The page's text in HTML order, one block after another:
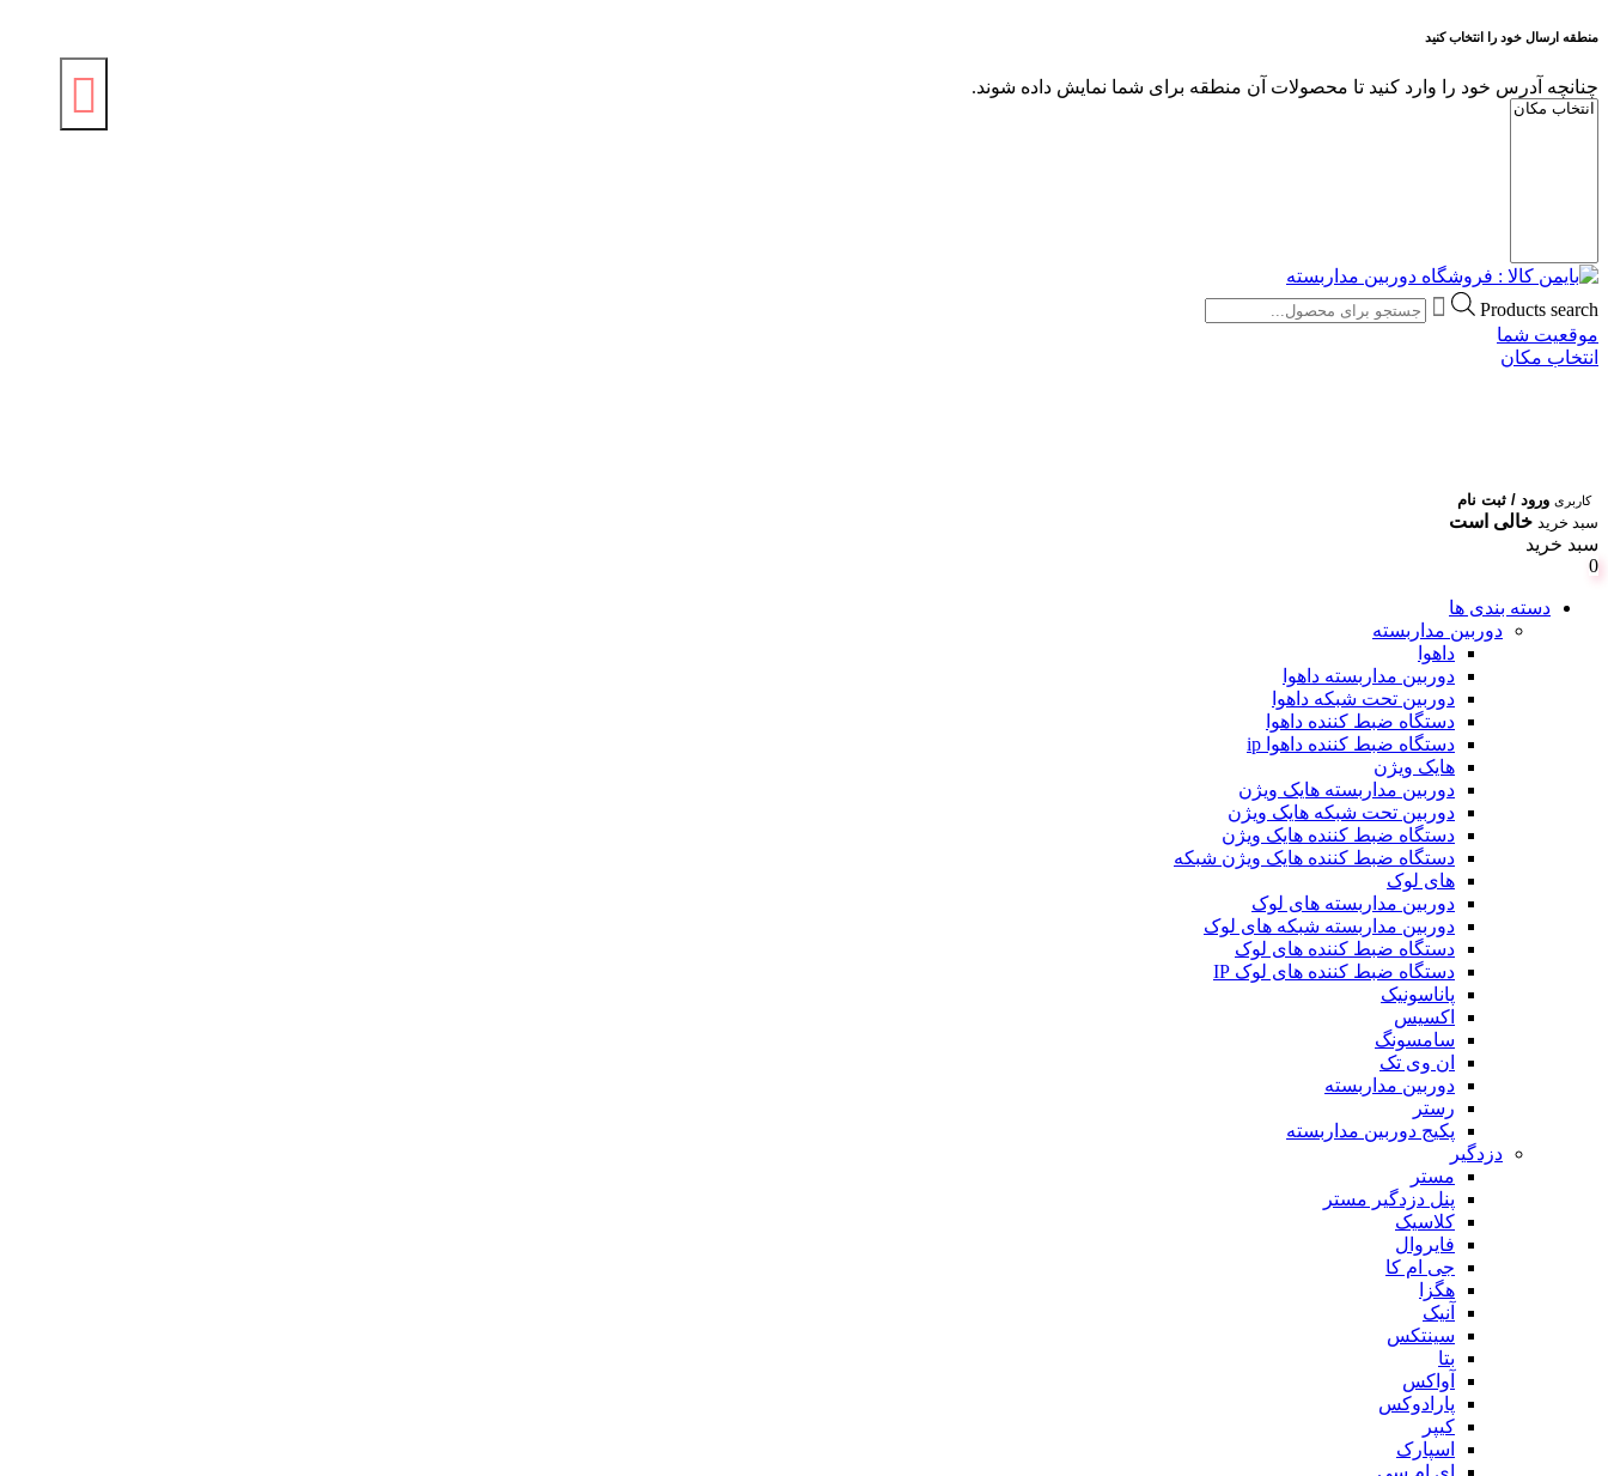
منطقه ارسال خود را انتخاب کنید
چنانچه آدرس خود را وارد کنید تا محصولات آن منطقه برای شما نمایش داده شوند.
Products search
موقعیت شما
انتخاب مکان
کاربری ورود / ثبت نام
سبد خرید خالی است
سبد خرید
0
دسته بندی ها
دوربین مداربسته
داهوا
دوربین مداربسته داهوا
دوربین تحت شبکه داهوا
دستگاه ضبط کننده داهوا
دستگاه ضبط کننده داهوا ip
هایک ویژن
دوربین مداربسته هایک ویژن
دوربین تحت شبکه هایک ویژن
دستگاه ضبط کننده هایک ویژن
دستگاه ضبط کننده هایک ویژن شبکه
های لوک
دوربین مداربسته های لوک
دوربین مداربسته شبکه های لوک
دستگاه ضبط کننده های لوک
دستگاه ضبط کننده های لوک IP
پاناسونیک
اکسیس
سامسونگ
ان وی تک
دوربین مداربسته
رستر
پکیج دوربین مداربسته
دزدگیر
مستر
پنل دزدگیر مستر
کلاسیک
فایروال
جی ام کا
هگزا
آنیک
سینتکس
بتا
آواکس
پارادوکس
کیپر
اسپارک
ای ام سی